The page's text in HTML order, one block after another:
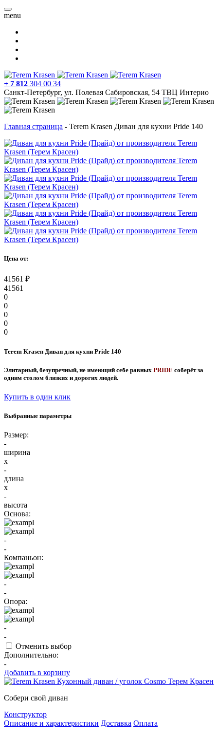
menu
+ 7 812 304 00 34
Санкт-Петербург, ул. Полевая Сабировская, 54 ТВЦ Интерио
Главная страница - Terem Krasen Диван для кухни Pride 140
Цена от:
41561 ₽
41561
0
0
0
0
0
Terem Krasen Диван для кухни Pride 140
Элитарный, безупречный, не имеющий себе равных PRIDE соберёт за
одним столом близких и дорогих людей.
Купить в один клик
Выбранные параметры
Размер:
-
ширина
x
-
длина
x
-
высота
Основа:
-
-
Компаньон:
-
-
Опора:
-
-
Отменить выбор
Дополнительно:
-
Добавить в корзину
Собери свой диван
Конструктор
Описание и характеристики Доставка Оплата